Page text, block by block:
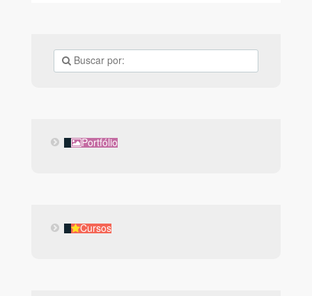
PortfólioPortfólio
CursosCursos